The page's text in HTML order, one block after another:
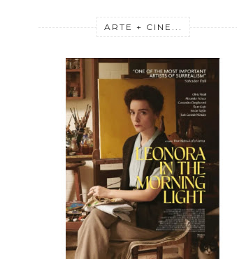
ARTE + CINE...